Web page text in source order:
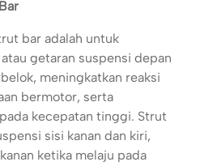
bar adalah untuk
getaran suspensi depan
meningkatkan reaksi
bermotor, serta
kecepatan tinggi. Strut
sisi kanan dan kiri,
ketika melaju pada